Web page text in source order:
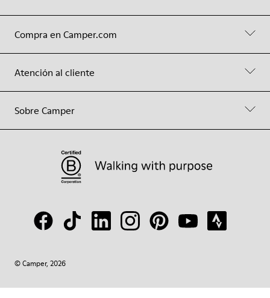
Compra en Camper.com
Atención al cliente
Sobre Camper
© Camper, 2026